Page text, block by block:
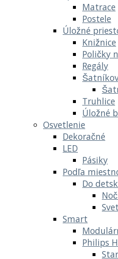
Matrace
Postele
Úložné
Knižnice
Poličky
Regály
Truhlice
Úložné
Osvetlenie
Dekoračné
LED
Pásiky
Podľa
Do
Smart
Philips